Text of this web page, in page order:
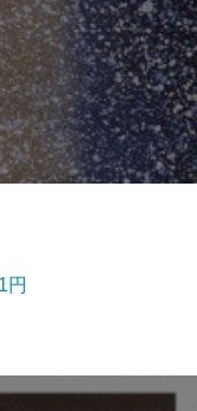
円